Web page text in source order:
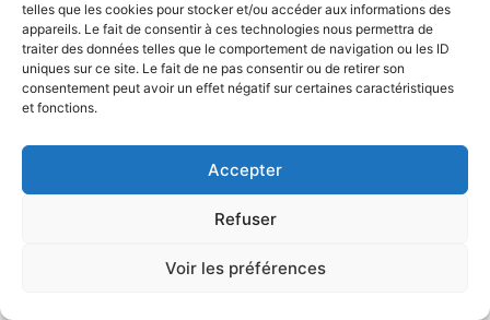
telles que les cookies pour stocker et/ou accéder aux informations des
appareils. Le fait de consentir à ces technologies nous permettra de
traiter des données telles que le comportement de navigation ou les ID
uniques sur ce site. Le fait de ne pas consentir ou de retirer son
consentement peut avoir un effet négatif sur certaines caractéristiques
et fonctions.
Accepter
Refuser
Voir les préférences